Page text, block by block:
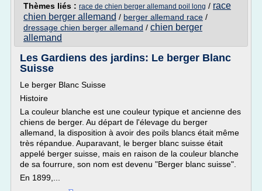
Thèmes liés : race de chien berger allemand poil long / race
chien berger allemand / berger allemand race /
dressage chien berger allemand / chien berger
allemand
Les Gardiens des jardins: Le berger Blanc
Suisse
Le berger Blanc Suisse
Histoire
La couleur blanche est une couleur typique et ancienne des
chiens de berger. Au départ de l'élevage du berger
allemand, la disposition à avoir des poils blancs était même
très répandue. Auparavant, le berger blanc suisse était
appelé berger suisse, mais en raison de la couleur blanche
de sa fourrure, son nom est devenu "Berger blanc suisse".
En 1899,...